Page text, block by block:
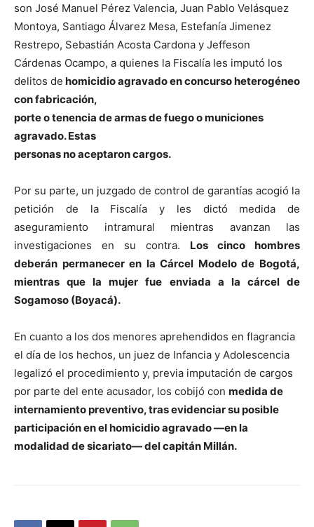
son José Manuel Pérez Valencia, Juan Pablo Velásquez
Montoya, Santiago Álvarez Mesa, Estefanía Jimenez
Restrepo, Sebastián Acosta Cardona y Jeffeson
Cárdenas Ocampo, a quienes la Fiscalía les imputó los
delitos de homicidio agravado en concurso heterogéneo
con fabricación,
porte o tenencia de armas de fuego o municiones
agravado. Estas
personas no aceptaron cargos.
Por su parte, un juzgado de control de garantías acogió la
petición de la Fiscalía y les dictó medida de
aseguramiento intramural mientras avanzan las
investigaciones en su contra. Los cinco hombres
deberán permanecer en la Cárcel Modelo de Bogotá,
mientras que la mujer fue enviada a la cárcel de
Sogamoso (Boyacá).
En cuanto a los dos menores aprehendidos en flagrancia
el día de los hechos, un juez de Infancia y Adolescencia
legalizó el procedimiento y, previa imputación de cargos
por parte del ente acusador, los cobijó con medida de
internamiento preventivo, tras evidenciar su posible
participación en el homicidio agravado —en la
modalidad de sicariato— del capitán Millán.